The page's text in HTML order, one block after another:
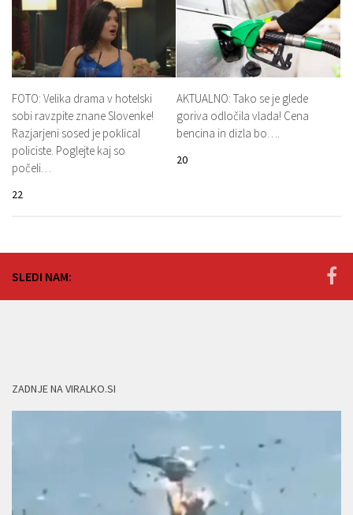
FOTO: Velika drama v hotelski
sobi ravzpite znane Slovenke!
Razjarjeni sosed je poklical
policiste. Poglejte kaj so
počeli…
22
AKTUALNO: Tako se je glede
goriva odločila vlada! Cena
bencina in dizla bo….
20
SLEDI NAM:
ZADNJE NA VIRALKO.SI